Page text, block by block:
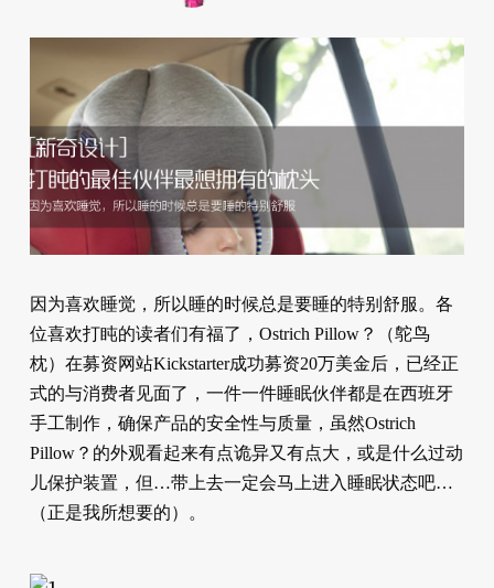
因为喜欢睡觉，所以睡的时候总是要睡的特别舒服。各
位喜欢打盹的读者们有福了，Ostrich Pillow？（鸵鸟
枕）在募资网站Kickstarter成功募资20万美金后，已经正
式的与消费者见面了，一件一件睡眠伙伴都是在西班牙
手工制作，确保产品的安全性与质量，虽然Ostrich
Pillow？的外观看起来有点诡异又有点大，或是什么过动
儿保护装置，但…带上去一定会马上进入睡眠状态吧…
（正是我所想要的）。